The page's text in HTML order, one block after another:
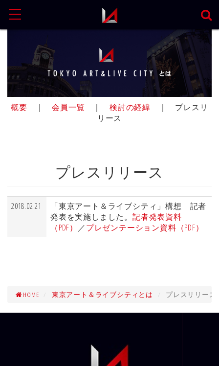
MENU
概要 ｜会員一覧 ｜ 検討の経緯 ｜ プレスリ
リース
プレスリリース
2018.02.21
「東京アート＆ライブシティ」構想 記者
発表を実施しました。 記者発表資料
（PDF）
／プレゼンテーション資料（PDF）
HOME 東京アート＆ライブシティとは プレスリリース